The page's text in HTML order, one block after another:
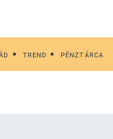
TREND PÉNZTÁRCA